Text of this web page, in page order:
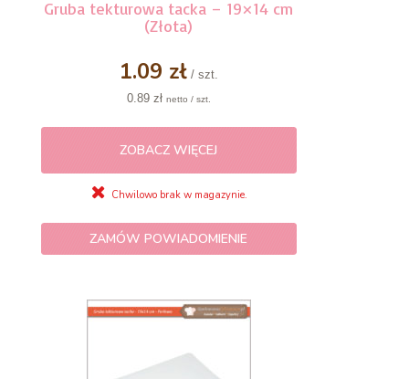
Gruba tekturowa tacka – 19×14 cm
(Złota)
1.09 zł/ szt.
0.89 zł netto / szt.
ZOBACZ WIĘCEJ
Chwilowo brak w magazynie.
ZAMÓW POWIADOMIENIE